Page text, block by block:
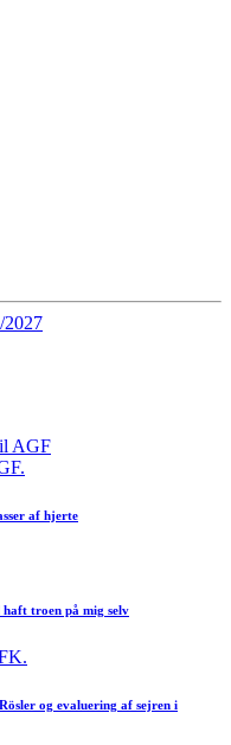
2027
AGF
af hjerte
troen på mig selv
og evaluering af sejren i